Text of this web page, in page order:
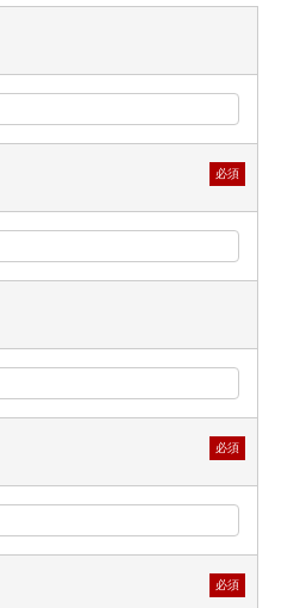
必須
必須
必須